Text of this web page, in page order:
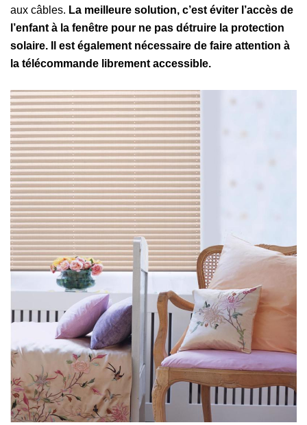
aux câbles. La meilleure solution, c’est éviter l’accès de
l’enfant à la fenêtre pour ne pas détruire la protection
solaire. Il est également nécessaire de faire attention à
la télécommande librement accessible.